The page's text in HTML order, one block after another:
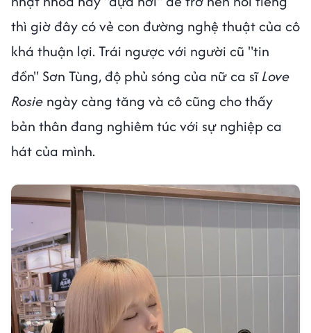
thì giờ đây có vẻ con đường nghệ thuật của cô
khá thuận lợi. Trái ngược với người cũ "tin
đồn" Sơn Tùng, độ phủ sóng của nữ ca sĩLove
Rosie ngày càng tăng và cô cũng cho thấy
bản thân đang nghiêm túc với sự nghiệp ca
hát của mình.